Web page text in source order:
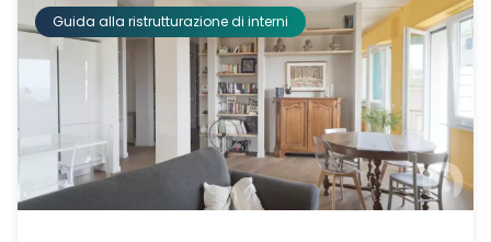
Guida alla ristrutturazione di interni